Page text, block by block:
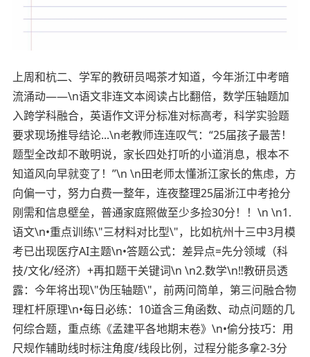
上周和杭二、学军的教研员喝茶才知道，今年浙江中考暗
流涌动——\n语文非连文本阅读占比翻倍，数学压轴题加
入跨学科融合，英语作文评分标准对标高考，科学实验题
要求现场推导结论...\n老教师连连叹气：“25届孩子最苦！
题型全改却不敢明说，家长四处打听的小道消息，根本不
知道风向早就变了！”\n \n田老师太懂浙江家长的焦虑，方
向偏一寸，努力白费一整年，连夜整理25届浙江中考抢分
刚需和信息壁垒，普通家庭照做至少多捡30分！！\n \n1.
语文\n•重点训练\"三材料对比型\"，比如杭州十三中3月模
考已出现医疗AI主题\n•答题公式：差异点=先分领域（科
技/文化/经济）+再扣题干关键词\n \n2.数学\n‼教研员透
露：今年将出现\"伪压轴题\"，前两问简单，第三问融合物
理杠杆原理\n•每日必练：10道含三角函数、动点问题的几
何综合题，重点练《孟建平各地期末卷》\n•偷分技巧：用
尺规作辅助线时标注角度/线段比例，过程分能多拿2-3分